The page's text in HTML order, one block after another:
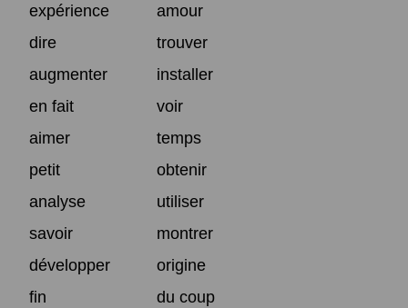
expérience
amour
dire
trouver
augmenter
installer
en fait
voir
aimer
temps
petit
obtenir
analyse
utiliser
savoir
montrer
développer
origine
fin
du coup